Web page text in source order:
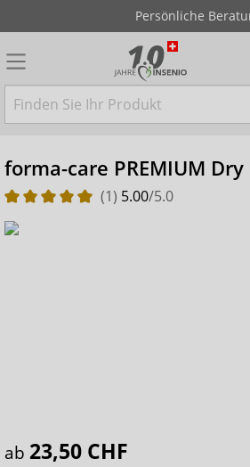
Persönliche
forma-care PREMIUM Dry
(1) 5.00/5.0
ab 23,50 CHF